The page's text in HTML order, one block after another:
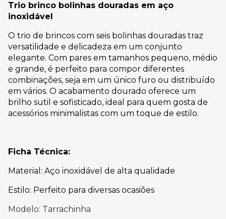
Trio brinco bolinhas douradas em aço
inoxidável
O trio de brincos com seis bolinhas douradas traz
versatilidade e delicadeza em um conjunto
elegante. Com pares em tamanhos pequeno, médio
e grande, é perfeito para compor diferentes
combinações, seja em um único furo ou distribuído
em vários. O acabamento dourado oferece um
brilho sutil e sofisticado, ideal para quem gosta de
acessórios minimalistas com um toque de estilo.
Ficha Técnica:
Material: Aço inoxidável de alta qualidade
Estilo: Perfeito para diversas ocasiões
Modelo: Tarrachinha